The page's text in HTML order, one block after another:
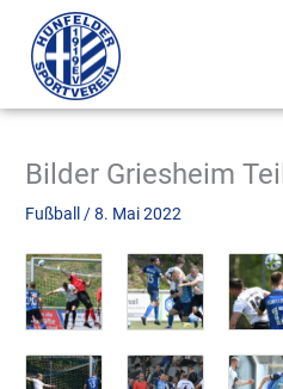
Inhalt
springen
Bilder Griesheim
Fußball /8. Mai 2022